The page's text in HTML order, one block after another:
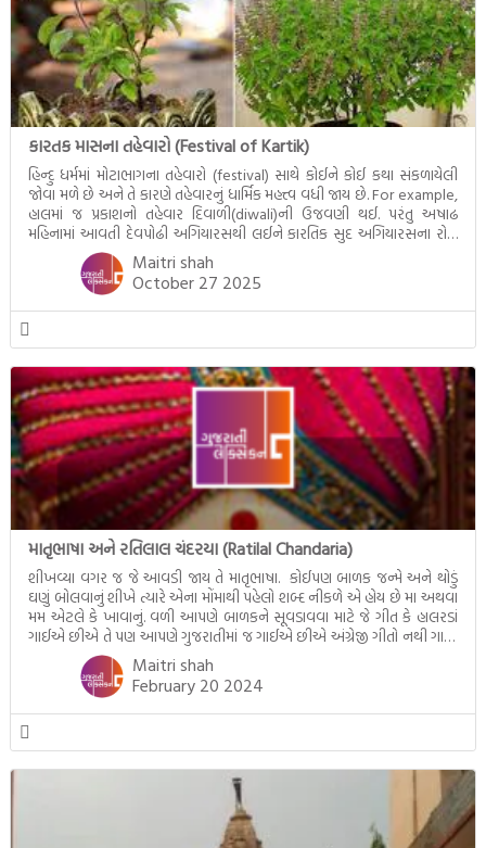
કારતક માસના તહેવારો (Festival of Kartik)
હિન્દુ ધર્મમાં મોટાભાગના તહેવારો (festival) સાથે કોઈને કોઈ કથા સંકળાયેલી
જોવા મળે છે અને તે કારણે તહેવારનું ધાર્મિક મહત્ત્વ વધી જાય છે. For example,
હાલમાં જ પ્રકાશનો તહેવાર દિવાળી(diwali)ની ઉજવણી થઈ. પરંતુ અષાઢ
મહિનામાં આવતી દેવપોઢી અગિયારસથી લઈને કારતિક સુદ અગિયારસના રોજ
આવતી દેવ ઊઠી અગિયારસ વચ્ચે મોટેભાગે યજ્ઞોપવીત સંસ્કાર, લગ્ન,
દીક્ષાગ્રહણ, યજ્ઞ, ગૃહપ્રવેશ જેવા […]
Maitri shah
October 27 2025
માતૃભાષા અને રતિલાલ ચંદરયા (Ratilal Chandaria)
શીખવ્યા વગર જ જે આવડી જાય તે માતૃભાષા. કોઈપણ બાળક જન્મે અને થોડું
ઘણું બોલવાનું શીખે ત્યારે એના મોંમાથી પહેલો શબ્દ નીકળે એ હોય છે મા અથવા
મમ એટલે કે ખાવાનું. વળી આપણે બાળકને સૂવડાવવા માટે જે ગીત કે હાલરડાં
ગાઈએ છીએ તે પણ આપણે ગુજરાતીમાં જ ગાઈએ છીએ અંગ્રેજી ગીતો નથી ગાતા.
આમ બાળકને […]
Maitri shah
February 20 2024